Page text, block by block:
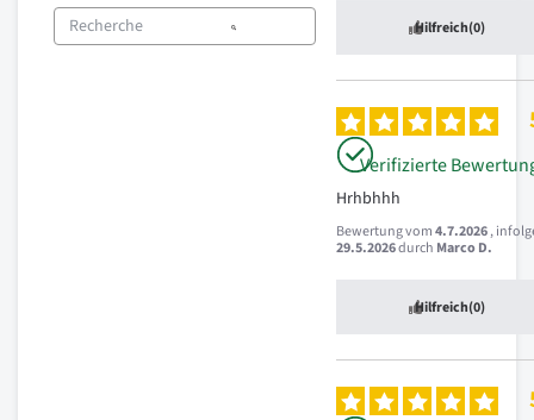
Hilfreich(0)
Verifizierte
Hrhbhhh
Bewertung vom4.7.2026,
29.5.2026durch Marco D.
Hilfreich(0)